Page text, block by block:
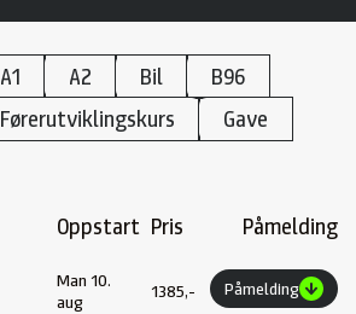
A1 A2 Bil
B96
Førerutviklingskurs Gave
Oppstart Pris Påmelding
Man 10.
aug
1385,- Påmelding